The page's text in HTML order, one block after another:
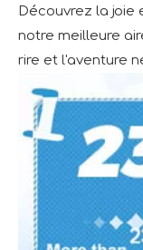
Découvrez la joie
notre meilleure
rire et l'aventure